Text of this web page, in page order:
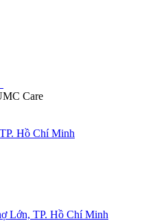
Care
Hồ Chí Minh
Lớn, TP. Hồ Chí Minh